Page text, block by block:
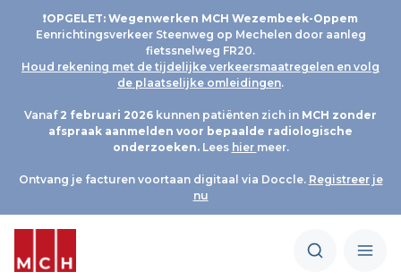
❗OPGELET: Wegenwerken MCH Wezembeek-Oppem
Eenrichtingsverkeer Steenweg op Mechelen door aanleg
fietssnelweg FR20.
Houd rekening met de tijdelijke verkeersmaatregelen en volg
de plaatselijke omleidingen.
Vanaf 2 februari 2026 kunnen patiënten zich in MCH zonder
afspraak aanmelden voor bepaalde radiologische
onderzoeken.Lees hier meer.
Ontvang je facturen voortaan digitaal via Doccle. Registreer je
nu